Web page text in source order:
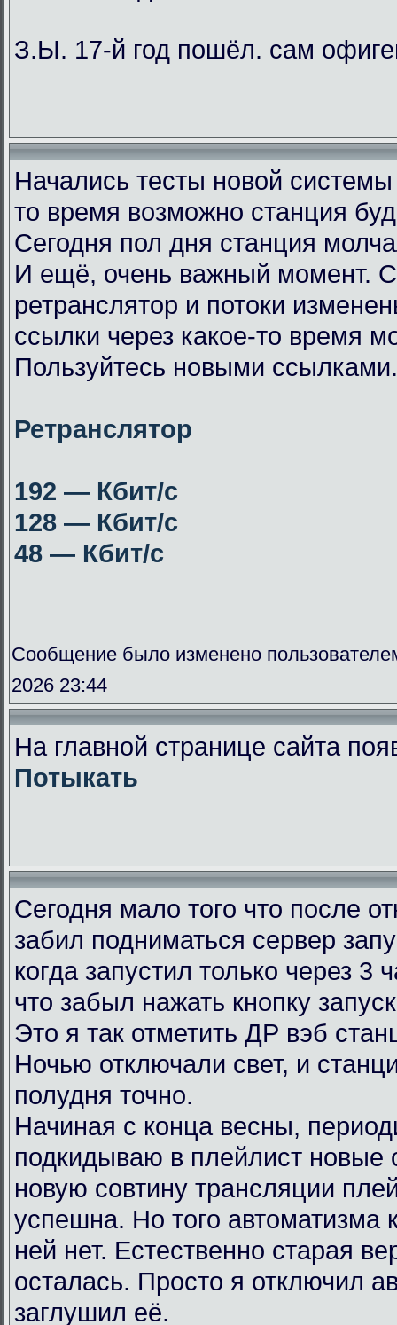
З.Ы. 17-й год пошёл. сам
Начались тесты новой
то время возможно станция
Сегодня пол дня станция
И ещё, очень важный момент.
ретранслятор и потоки
ссылки через какое-то время
Пользуйтесь новыми ссылками.
Ретранслятор
192 — Кбит/с
128 — Кбит/с
48 — Кбит/с
Сообщение было изменено
2026 23:44
На главной странице сайта
Потыкать
Сегодня мало того что после
забил подниматься сервер
когда запустил только через 3
что забыл нажать кнопку
Это я так отметить ДР вэб
Ночью отключали свет, и
полудня точно.
Начиная с конца весны,
подкидываю в плейлист новые
новую совтину трансляции
успешна. Но того автоматизма
ней нет. Естественно старая
осталась. Просто я отключил
заглушил её.